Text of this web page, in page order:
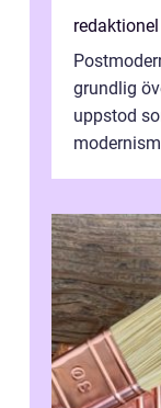
redaktionel
grundlig
uppstod